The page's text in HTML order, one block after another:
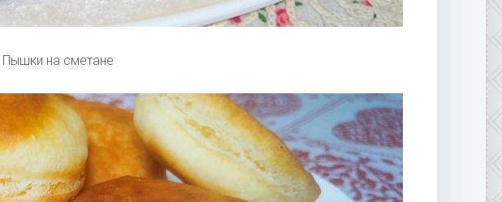
Пышки на сметане